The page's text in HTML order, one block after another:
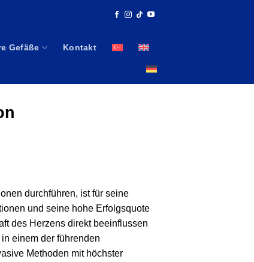
Gefäße Kontakt
durchführen, ist für seine
und seine hohe Erfolgsquote
des Herzens direkt beeinflussen
einem der führenden
Methoden mit höchster